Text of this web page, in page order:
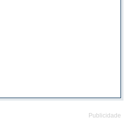
Publicidade